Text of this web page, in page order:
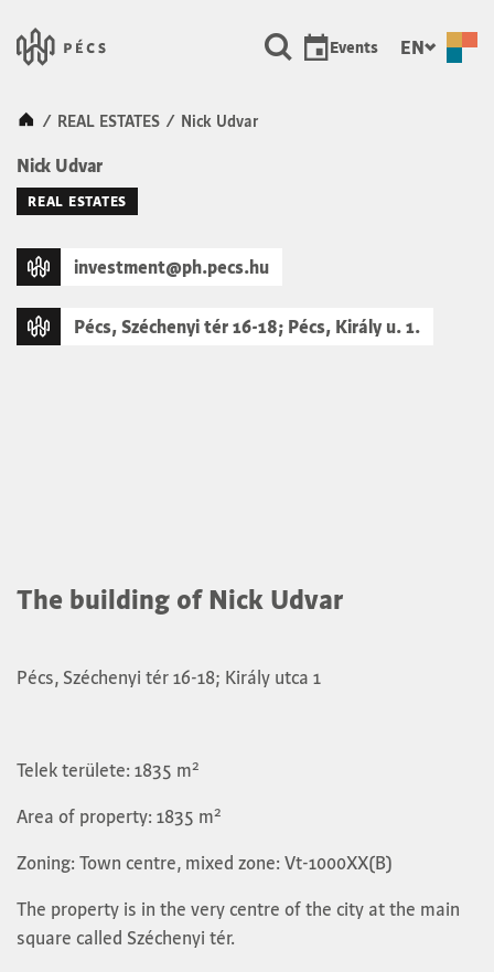
Városunk &#8211; Pécs, a
Events EN
Kezdőlap
/ REAL ESTATES / Nick Udvar
Nick Udvar
REAL ESTATES
investment@ph.pecs.hu
Pécs, Széchenyi tér 16-18; Pécs, Király u. 1.
The building of Nick Udvar
Pécs, Széchenyi tér 16-18; Király utca 1
Telek területe: 1835 m2
Area of property: 1835 m2
Zoning: Town centre, mixed zone: Vt-1000XX(B)
The property is in the very centre of the city at the main
square called Széchenyi tér.